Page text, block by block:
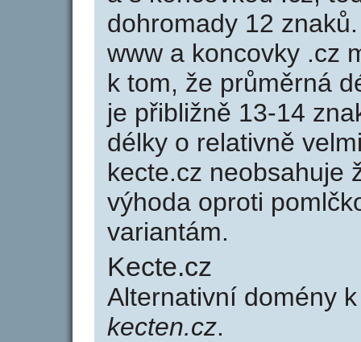
dohromady 12
www a koncovky .cz
k tom, že průměrná
je přibližně 13-14
délky o relativně
kecte.cz neobsahuje
výhoda oproti
variantám.
Kecte.cz
Alternativní domény
kecten.cz.